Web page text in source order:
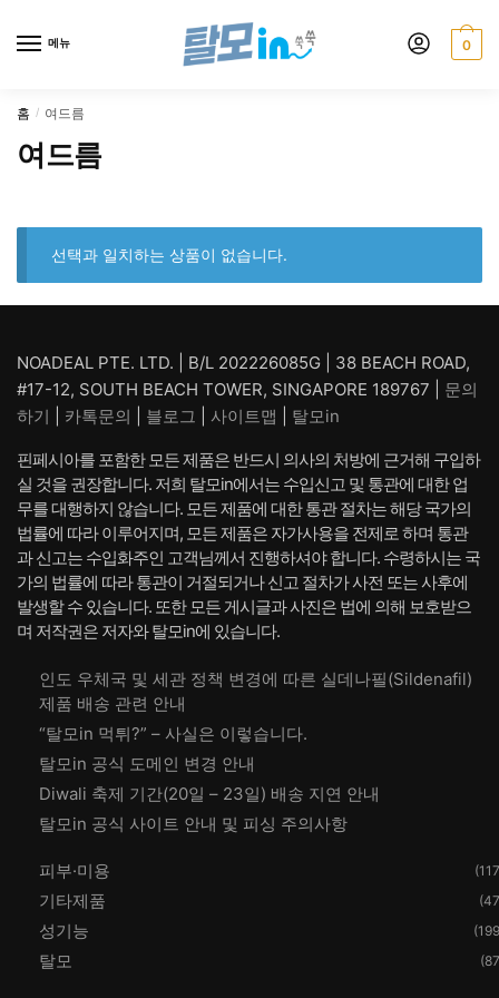
메뉴 0
홈 / 여드름
여드름
선택과 일치하는 상품이 없습니다.
NOADEAL PTE. LTD. | B/L 202226085G | 38 BEACH ROAD,
#17-12, SOUTH BEACH TOWER, SINGAPORE 189767 | 문의
하기
카톡문의 블로그 사이트맵 탈모in
핀페시아를 포함한 모든 제품은 반드시 의사의 처방에 근거해 구입하
실 것을 권장합니다. 저희 탈모in에서는 수입신고 및 통관에 대한 업
무를 대행하지 않습니다. 모든 제품에 대한 통관 절차는 해당 국가의
법률에 따라 이루어지며, 모든 제품은 자가사용을 전제로 하며 통관
과 신고는 수입화주인 고객님께서 진행하셔야 합니다. 수령하시는 국
가의 법률에 따라 통관이 거절되거나 신고 절차가 사전 또는 사후에
발생할 수 있습니다. 또한 모든 게시글과 사진은 법에 의해 보호받으
며 저작권은 저자와 탈모in에 있습니다.
인도 우체국 및 세관 정책 변경에 따른 실데나필(Sildenafil)
제품 배송 관련 안내
“탈모in 먹튀?” – 사실은 이렇습니다.
탈모in 공식 도메인 변경 안내
Diwali 축제 기간(20일 – 23일) 배송 지연 안내
탈모in 공식 사이트 안내 및 피싱 주의사항
피부·미용
기타제품
성기능
탈모